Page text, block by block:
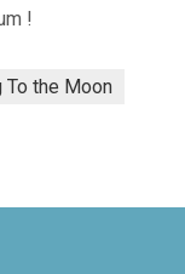
!
To the Moon